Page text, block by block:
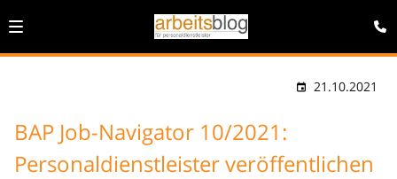
21.10.2021
BAP Job-Navigator 10/2021:
Personaldienstleister veröffentlichen